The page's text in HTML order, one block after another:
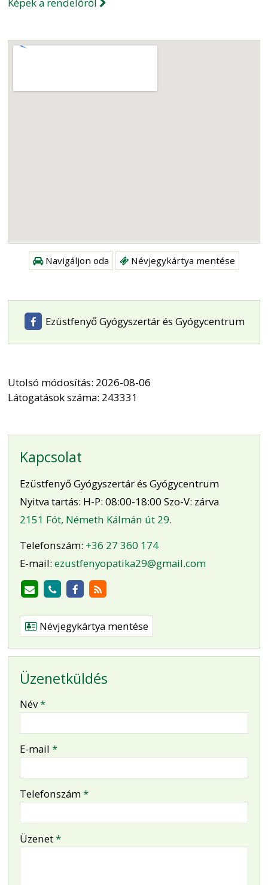
Navigáljon oda Névjegykártya mentése
Ezüstfenyő Gyógyszertár és Gyógycentrum
Utolsó módosítás: 2026-08-06
Látogatások száma: 243331
Kapcsolat
Ezüstfenyő Gyógyszertár és Gyógycentrum
Nyitva tartás: H-P: 08:00-18:00 Szo-V: zárva
2151 Fót, Németh Kálmán út 29.
Telefonszám: +36 27 360 174
E-mail: ezustfenyopatika29@gmail.com
Névjegykártya mentése
Üzenetküldés
-
Név*
E-mail *
Telefonszám*
Üzenet*